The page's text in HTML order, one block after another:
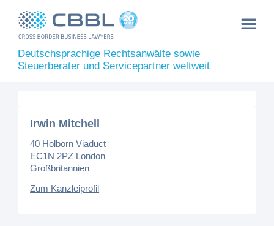
Deutschsprachige Rechtsanwälte sowie
Steuerberater und Servicepartner weltweit
Irwin Mitchell
40 Holborn Viaduct
EC1N 2PZ London
Großbritannien
Zum Kanzleiprofil